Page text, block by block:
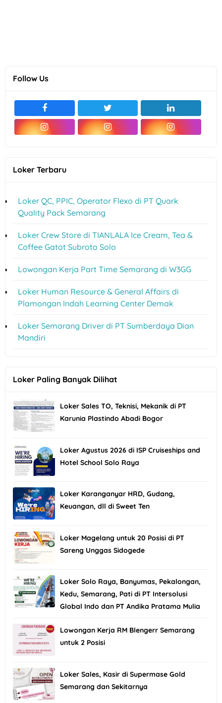
Follow Us
Loker Terbaru
Loker QC, PPIC, Operator Flexo di PT Quark
Quality Pack Semarang
Loker Crew Store di TIANLALA Ice Cream, Tea &
Coffee Gatot Subroto Solo
Lowongan Kerja Part Time Semarang di W3GG
Loker Human Resource & General Affairs di
Plamongan Indah Learning Center Demak
Loker Semarang Driver di PT Sumberdaya Dian
Mandiri
Loker Paling Banyak Dilihat
Loker Sales TO, Teknisi, Mekanik di PT
Karunia Plastindo Abadi Bogor
Loker Agustus 2026 di ISP Cruiseships and
Hotel School Solo Raya
Loker Karanganyar HRD, Gudang,
Keuangan, dll di Sweet Ten
Loker Magelang untuk 20 Posisi di PT
Sareng Unggas Sidogede
Loker Solo Raya, Banyumas, Pekalongan,
Kedu, Semarang, Pati di PT Intersolusi
Global Indo dan PT Andika Pratama Mulia
Lowongan Kerja RM Blengerr Semarang
untuk 2 Posisi
Loker Sales, Kasir di Supermase Gold
Semarang dan Sekitarnya